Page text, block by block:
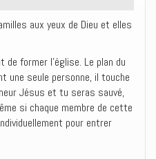
aux yeux de Dieu et elles
de former l’église. Le plan du
une seule personne, il touche
Jésus et tu seras sauvé,
si chaque membre de cette
pour entrer